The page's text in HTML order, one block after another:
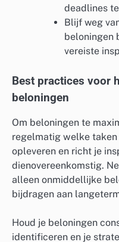
deadlines
Blijf weg
beloningen
vereiste
Best practices voor
beloningen
Om beloningen te
regelmatig welke taken
opleveren en richt je
dienovereenkomstig.
alleen onmiddellijke
bijdragen aan
Houd je beloningen
identificeren en je